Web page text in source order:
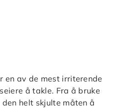
en av de mest irriterende
å takle. Fra å bruke
helt skjulte måten å